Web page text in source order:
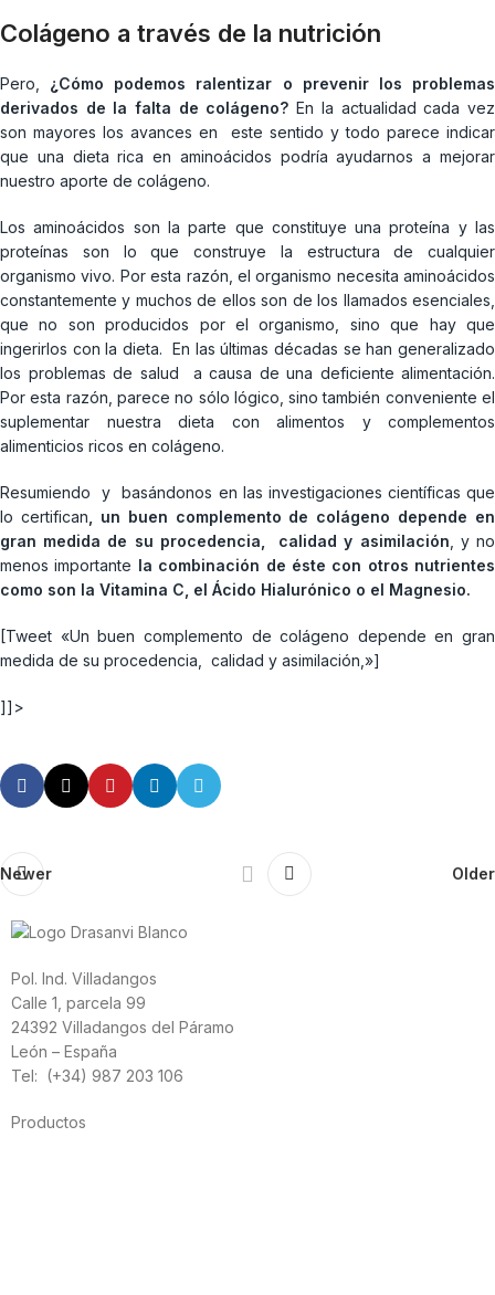
Colágeno a través de la nutrición
Pero, ¿Cómo podemos ralentizar o prevenir los problemas
derivados de la falta de colágeno? En la actualidad cada vez
son mayores los avances en este sentido y todo parece indicar
que una dieta rica en aminoácidos podría ayudarnos a mejorar
nuestro aporte de colágeno.
Los aminoácidos son la parte que constituye una proteína y las
proteínas son lo que construye la estructura de cualquier
organismo vivo. Por esta razón, el organismo necesita aminoácidos
constantemente y muchos de ellos son de los llamados esenciales,
que no son producidos por el organismo, sino que hay que
ingerirlos con la dieta. En las últimas décadas se han generalizado
los problemas de salud a causa de una deficiente alimentación.
Por esta razón, parece no sólo lógico, sino también conveniente el
suplementar nuestra dieta con alimentos y complementos
alimenticios ricos en colágeno.
Resumiendo y basándonos en las investigaciones científicas que
lo certifican , un buen complemento de colágeno depende en
gran medida de su procedencia, calidad y asimilación , y no
menos importante la combinación de éste con otros nutrientes
como son la Vitamina C, el Ácido Hialurónico o el Magnesio.
[Tweet «Un buen complemento de colágeno depende en gran
medida de su procedencia, calidad y asimilación,»]
]]>
Newer Older
Pol. Ind. Villadangos
Calle 1, parcela 99
24392 Villadangos del Páramo
León – España
Tel: (+34) 987 203 106
Productos